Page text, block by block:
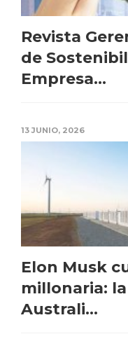
Revista
de
Empresa...
13 JUNIO, 2026
Elon Musk
millonaria:
Australi...